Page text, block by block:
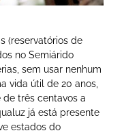
(reservatórios de
no Semiárido
sem usar nenhum
vida útil de 20 anos,
três centavos a
já está presente
estados do